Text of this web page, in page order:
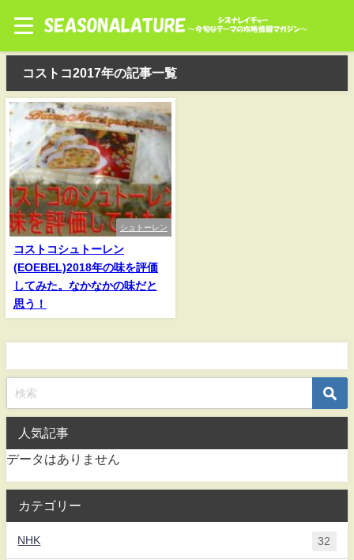
コストコ2017年の記事一覧
シュトーレン
コストコシュトーレン
(EOEBEL)2018年の味を評価
してみた。なかなかの味だと
思う！
人気記事
データはありません
カテゴリー
NHK 32